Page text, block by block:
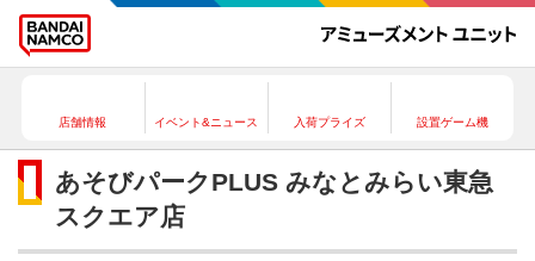
店舗情報 イベント&ニュース 入荷プライズ 設置ゲーム機
あそびパークPLUS みなとみらい東急
スクエア店